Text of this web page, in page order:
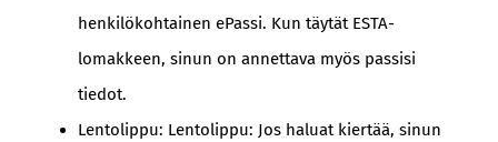
henkilökohtainen ePassi. Kun täytät ESTA-
lomakkeen, sinun on annettava myös passisi
tiedot.
Lentolippu: Lentolippu: Jos haluat kiertää, sinun